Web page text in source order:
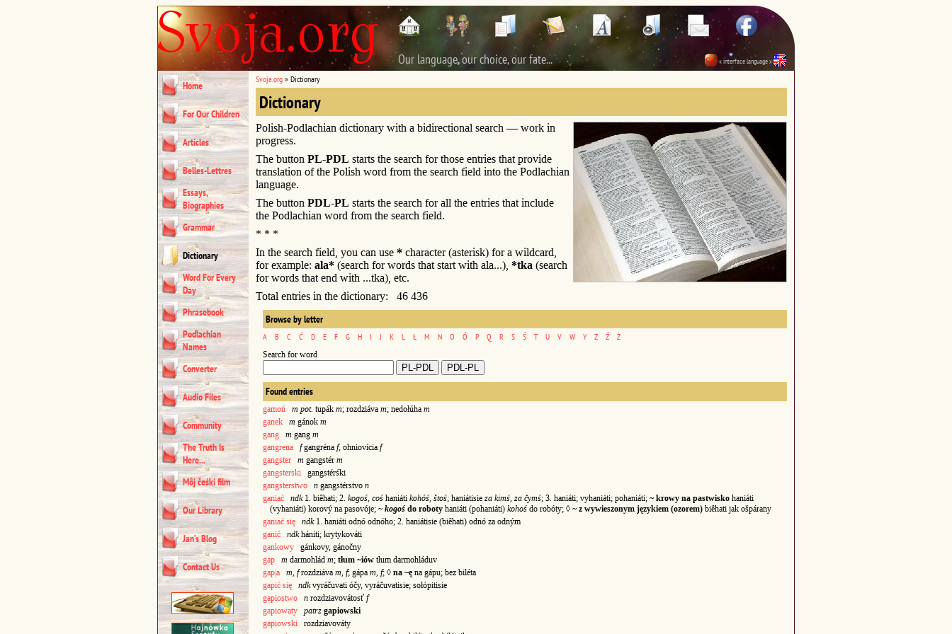
Our language, our choice, our fate... « interface language »
Home
For Our Children
Articles
Belles-Lettres
Essays,
Biographies
Grammar
Dictionary
Word For Every
Day
Phrasebook
Podlachian
Names
Converter
Audio Files
Community
The Truth Is
Here...
Môj čeśki film
Our Library
Jan’s Blog
Contact Us
Svoja.org » Dictionary
Dictionary
Polish-Podlachian dictionary with a bidirectional search — work in
progress.
The button PL-PDL starts the search for those entries that provide
translation of the Polish word from the search field into the Podlachian
language.
The button PDL-PL starts the search for all the entries that include
the Podlachian word from the search field.
* * *
In the search field, you can use * character (asterisk) for a wildcard,
for example: ala* (search for words that start with ala...), *tka (search
for words that end with ...tka), etc.
Total entries in the dictionary: 46 436
Browse by letter
A B C Ć D E F G H I J K L Ł M N O Ó P Q R S Ś T U V W Y Z Ź Ż
Search for word
Found entries
gamoń m pot. tupák m; rozdziáva m; nedołúha m
ganek
m gánok m
gang
m gang m
gangrena
fgangréna f, ohniovícia f
gangster
m gangstér m
gangsterski gangstérśki
gangsterstwo
n gangstérstvo n
ganiać
ndk1. biêhati; 2. kogoś, coś haniáti kohóś, štoś; haniátisie za kimś, za čymś; 3. haniáti; vyhaniáti; pohaniáti; ~ krowy na pastwisko haniáti
(vyhaniáti) korový na pasovóje; ~ kogoś do roboty haniáti (pohaniáti) kohoś do robóty; ◊ ~ z wywieszonym językiem (ozorem) biêhati jak ošpárany
ganiać się
ndk1. haniáti odnó odnóho; 2. haniátisie (biêhati) odnó za odným
ganić
ndkhániti; krytykováti
gankowy gánkovy, gánočny
gap
m darmohlád m; tłum ~iów tłum darmohláduv
gap|a
m, frozdziáva m, f; gápa m, f; ◊ na ~ę na gápu; bez biléta
gapić się
ndkvyráčuvati óčy, vyráčuvatisie; sołópitisie
gapiostwo
n rozdziavovátosť f
gapiowaty
patrz gapiowski
gapiowski rozdziavováty